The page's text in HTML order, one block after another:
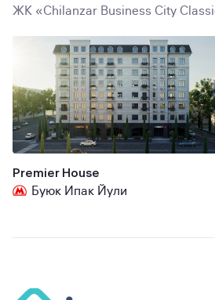
ЖК «Chilanzar Business City
Premier House
Буюк Ипак Йули